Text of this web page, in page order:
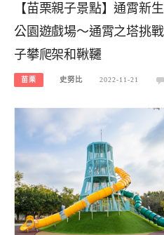
【苗栗親子景點】通霄新
公園遊戲場～通霄之塔挑
子攀爬架和鞦韆
苗栗 史努比 2022-11-21